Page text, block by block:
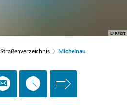
© Kreft
Straßenverzeichnis Michelnau